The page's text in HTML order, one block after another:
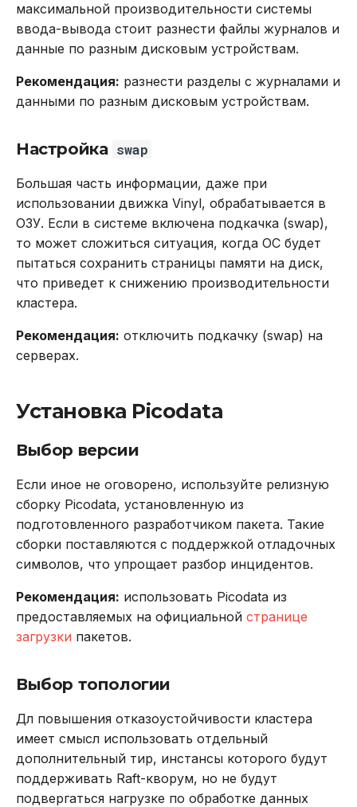
максимальной производительности системы
ввода-вывода стоит разнести файлы журналов и
данные по разным дисковым устройствам.
Рекомендация: разнести разделы с журналами и
данными по разным дисковым устройствам.
Настройка swap
Большая часть информации, даже при
использовании движка Vinyl, обрабатывается в
ОЗУ. Если в системе включена подкачка (swap),
то может сложиться ситуация, когда ОС будет
пытаться сохранить страницы памяти на диск,
что приведет к снижению производительности
кластера.
Рекомендация: отключить подкачку (swap) на
серверах.
Установка Picodata
Выбор версии
Если иное не оговорено, используйте релизную
сборку Picodata, установленную из
подготовленного разработчиком пакета. Такие
сборки поставляются с поддержкой отладочных
символов, что упрощает разбор инцидентов.
Рекомендация: использовать Picodata из
предоставляемых на официальной странице
загрузки пакетов.
Выбор топологии
Дл повышения отказоустойчивости кластера
имеет смысл использовать отдельный
дополнительный тир, инстансы которого будут
поддерживать Raft-кворум, но не будут
подвергаться нагрузке по обработке данных